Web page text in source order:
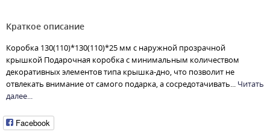
Краткое описание
Коробка 130(110)*130(110)*25 мм с наружной прозрачной
крышкой Подарочная коробка с минимальным количеством
декоративных элементов типа крышка-дно, что позволит не
отвлекать внимание от самого подарка, а сосредотачивать... Читать
далее...
Facebook